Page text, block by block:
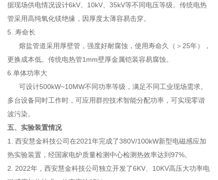
据现场供电情况设计6kV、10kV、35kV等不同电压等级。传统电热
管采用高纯氧化镁绝缘，因厚度太薄容易击穿。
5. 寿命长
熔盐管道采用厚壁管，强度好耐腐蚀，使用寿命久（＞25年），
更换成本低。传统电热管1mm壁厚金属铠装容易腐蚀。
6.单体功率大
可设计500kW~10MW不同功率等级，满足不同工业现场需求。
多台设备同时工作时，可应用群控技术智能分配功率，可实现零谐
波污染。
五、实验装置情况
1. 西安慧金科技公司在2021年完成了380V/100kW新型电磁感应加
热实验装置，经国家电炉质量检测中心检测热效率达到97%。
2. 2022年，西安慧金科技公司独立开发了6KV、10KV高压大功率电